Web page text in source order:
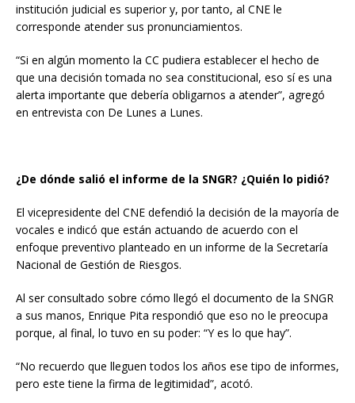
institución judicial es superior y, por tanto, al CNE le
corresponde atender sus pronunciamientos.
“Si en algún momento la CC pudiera establecer el hecho de
que una decisión tomada no sea constitucional, eso sí es una
alerta importante que debería obligarnos a atender”, agregó
en entrevista con De Lunes a Lunes.
¿De dónde salió el informe de la SNGR? ¿Quién lo pidió?
El vicepresidente del CNE defendió la decisión de la mayoría de
vocales e indicó que están actuando de acuerdo con el
enfoque preventivo planteado en un informe de la Secretaría
Nacional de Gestión de Riesgos.
Al ser consultado sobre cómo llegó el documento de la SNGR
a sus manos, Enrique Pita respondió que eso no le preocupa
porque, al final, lo tuvo en su poder: “Y es lo que hay”.
“No recuerdo que lleguen todos los años ese tipo de informes,
pero este tiene la firma de legitimidad”, acotó.